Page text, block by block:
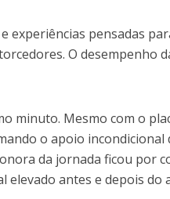
experiências pensadas
O desempenho
minuto. Mesmo com o
o apoio incondicional
da jornada ficou por
elevado antes e depois do